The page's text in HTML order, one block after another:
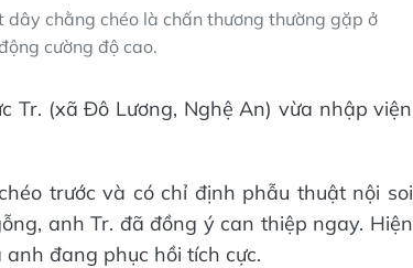
chằng chéo là chấn thương thường gặp ở
cường độ cao.
Tr. (xã Đô Lương, Nghệ An) vừa nhập viện
trước và có chỉ định phẫu thuật nội soi
anh Tr. đã đồng ý can thiệp ngay. Hiện
đang phục hồi tích cực.